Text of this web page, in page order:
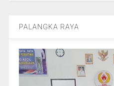
PALANGKA RAYA